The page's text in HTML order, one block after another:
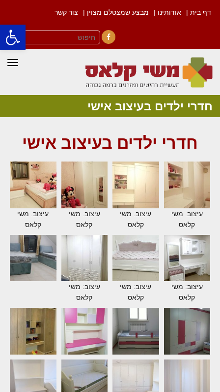
פתח
דף בית | אודותינו | מבצע שמצטלם מצוין | צור קשר
חדרי ילדים בעיצוב אישי
חדרי ילדים בעיצוב אישי
עיצוב: משי
קלאס
עיצוב: משי
קלאס
עיצוב: משי
קלאס
עיצוב: משי
קלאס
עיצוב: משי
קלאס
עיצוב: משי
קלאס
עיצוב: משי
קלאס